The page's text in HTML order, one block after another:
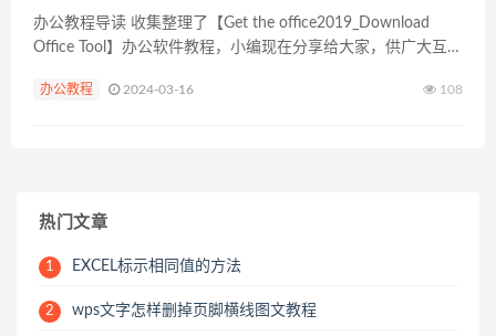
办公教程导读 收集整理了【Get the office2019_Download
Office Tool】办公软件教程，小编现在分享给大家，供广大互联
要1分钟。 ...
办公教程 2024-03-16 108
热门文章
1 EXCEL标示相同值的方法
2 wps文字怎样删掉页脚横线图文教程